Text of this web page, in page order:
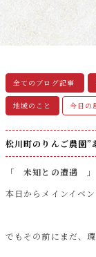
地域のこと 今日の
松川町のりんご農園”
「 未知との遭遇 」
本日からメインイベ
でもその前にまだ、